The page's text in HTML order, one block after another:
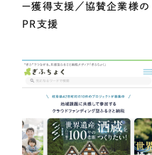
ー獲得支援／協賛企業様の
PR支援